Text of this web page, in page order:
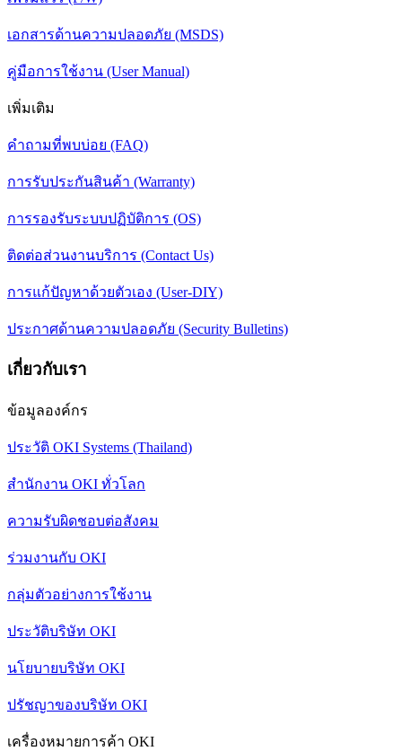
เอกสารด้านความปลอดภัย (MSDS)
คู่มือการใช้งาน (User Manual)
เพิ่มเติม
คำถามที่พบบ่อย (FAQ)
การรับประกันสินค้า (Warranty)
การรองรับระบบปฏิบัติการ (OS)
ติดต่อส่วนงานบริการ (Contact Us)
การแก้ปัญหาด้วยตัวเอง (User-DIY)
ประกาศด้านความปลอดภัย (Security Bulletins)
เกี่ยวกับเรา
ข้อมูลองค์กร
ประวัติ OKI Systems (Thailand)
สำนักงาน OKI ทั่วโลก
ความรับผิดชอบต่อสังคม
ร่วมงานกับ OKI
กลุ่มตัวอย่างการใช้งาน
ประวัติบริษัท OKI
นโยบายบริษัท OKI
ปรัชญาของบริษัท OKI
เครื่องหมายการค้า OKI